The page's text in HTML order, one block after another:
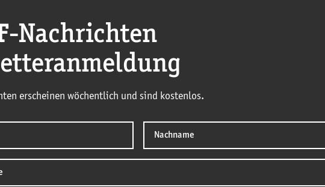
-Nachrichten
erscheinen wöchentlich und sind kostenlos.